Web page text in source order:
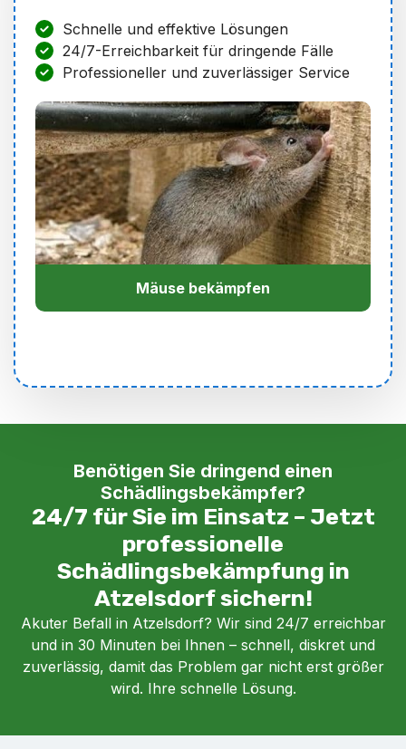
Schnelle und effektive Lösungen
24/7-Erreichbarkeit für dringende Fälle
Professioneller und zuverlässiger Service
Mäuse bekämpfen
Benötigen Sie dringend einen
Schädlingsbekämpfer?
24/7 für Sie im Einsatz – Jetzt
professionelle
Schädlingsbekämpfung in
Atzelsdorf sichern!
Akuter Befall in Atzelsdorf? Wir sind 24/7 erreichbar
und in 30 Minuten bei Ihnen – schnell, diskret und
zuverlässig, damit das Problem gar nicht erst größer
wird. Ihre schnelle Lösung.